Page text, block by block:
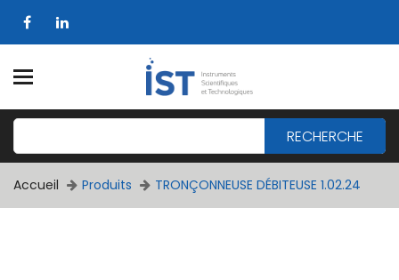
RECHERCHE
Accueil Produits TRONÇONNEUSE DÉBITEUSE 1.02.24